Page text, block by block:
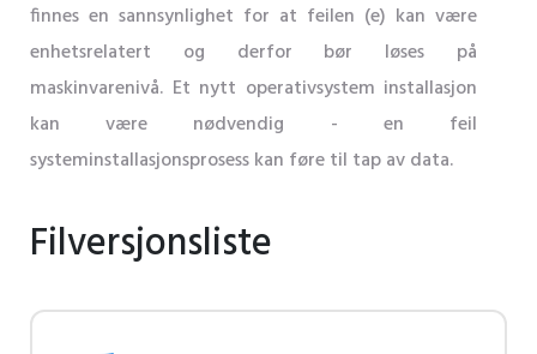
finnes en sannsynlighet for at feilen (e) kan være
enhetsrelatert og derfor bør løses på
maskinvarenivå. Et nytt operativsystem installasjon
kan være nødvendig - en feil
systeminstallasjonsprosess kan føre til tap av data.
Filversjonsliste